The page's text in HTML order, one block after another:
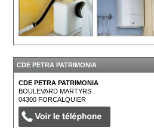
CDE PETRA PATRIMONIA
CDE PETRA PATRIMONIA
BOULEVARD MARTYRS
04300FORCALQUIER